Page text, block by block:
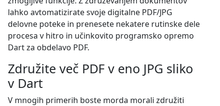
lahko avtomatizirate svoje digitalne PDF/JPG
delovne poteke in prenesete nekatere rutinske dele
procesa v hitro in učinkovito programsko opremo
Dart za obdelavo PDF.
Združite več PDF v eno JPG sliko
v Dart
V mnogih primerih boste morda morali združiti